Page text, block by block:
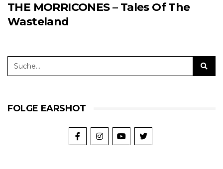
THE MORRICONES – Tales Of The
Wasteland
FOLGE EARSHOT